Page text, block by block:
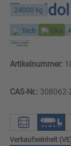
24000 kg
Tech Öko
Artikelnummer:
CAS-Nr.: 308062-
Verkaufseinheit